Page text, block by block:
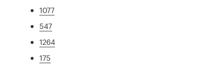
1077
547
1264
175